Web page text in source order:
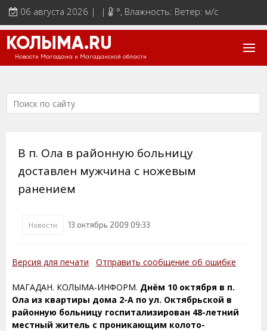
06 августа 2026 | | °, Влажность: Ветер: м/с
КОЛЫМА.RU
Новости Магадана и Магаданской области
В п. Ола в районную больницу
доставлен мужчина с ножевым
ранением
Новости 13 октябрь 2009 09:33
Версия для печати Отправить сообщение об ошибке
МАГАДАН. КОЛЫМА-ИНФОРМ. Днём 10 октября в п.
Ола из квартиры дома 2-А по ул. Октябрьской в
районную больницу госпитализирован 48-летний
местный житель с проникающим колото-